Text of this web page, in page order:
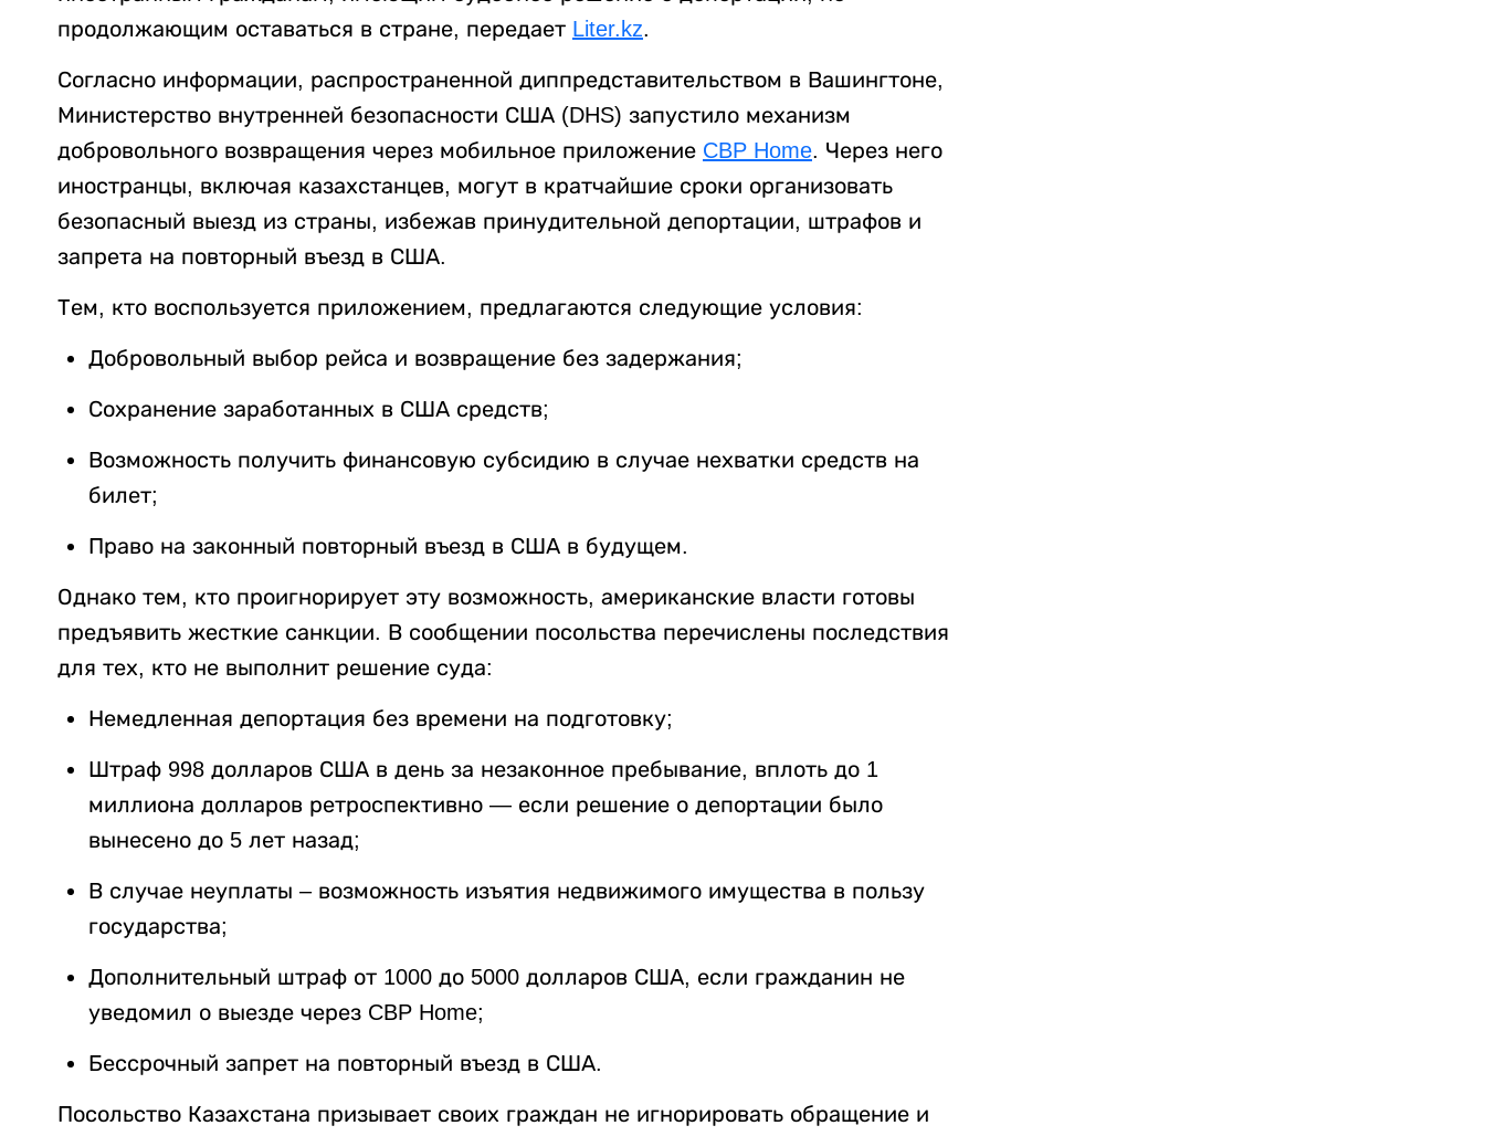
продолжающим оставаться в стране, передает Liter.kz.
Согласно информации, распространенной диппредставительством в Вашингтоне,
Министерство внутренней безопасности США (DHS) запустило механизм
добровольного возвращения через мобильное приложение CBP Home. Через него
иностранцы, включая казахстанцев, могут в кратчайшие сроки организовать
безопасный выезд из страны, избежав принудительной депортации, штрафов и
запрета на повторный въезд в США.
Тем, кто воспользуется приложением, предлагаются следующие условия:
Добровольный выбор рейса и возвращение без задержания;
Сохранение заработанных в США средств;
Возможность получить финансовую субсидию в случае нехватки средств на
билет;
Право на законный повторный въезд в США в будущем.
Однако тем, кто проигнорирует эту возможность, американские власти готовы
предъявить жесткие санкции. В сообщении посольства перечислены последствия
для тех, кто не выполнит решение суда:
Немедленная депортация без времени на подготовку;
Штраф 998 долларов США в день за незаконное пребывание, вплоть до 1
миллиона долларов ретроспективно — если решение о депортации было
вынесено до 5 лет назад;
В случае неуплаты – возможность изъятия недвижимого имущества в пользу
государства;
Дополнительный штраф от 1000 до 5000 долларов США, если гражданин не
уведомил о выезде через CBP Home;
Бессрочный запрет на повторный въезд в США.
Посольство Казахстана призывает своих граждан не игнорировать обращение и